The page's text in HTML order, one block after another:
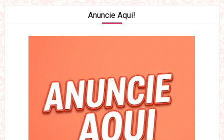
Anuncie Aqui!